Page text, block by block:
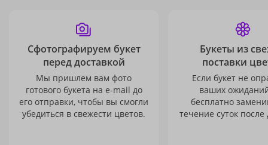
Сфотографируем букет
перед доставкой
Мы пришлем вам фото
готового букета на e-mail до
его отправки, чтобы вы смогли
убедиться в свежести цветов.
Букеты из
поставки
Если букет не
ваших
бесплатно
течение суток после